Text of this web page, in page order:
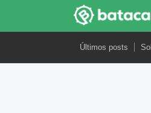
Últimos posts